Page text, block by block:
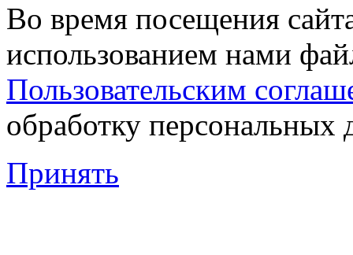
Во время посещения
использованием нами
Пользовательским
обработку персональных
Принять